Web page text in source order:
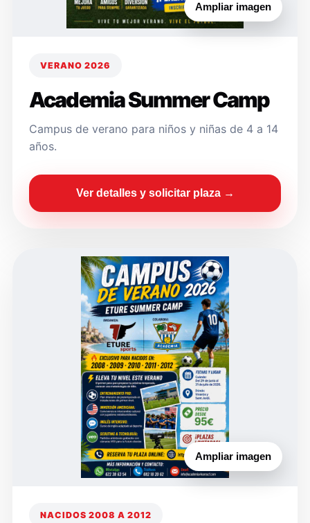
Ampliar imagen
VERANO 2026
Academia Summer Camp
Campus de verano para niños y niñas de 4 a 14
años.
Ver detalles y solicitar plaza →
Ampliar imagen
NACIDOS 2008 A 2012